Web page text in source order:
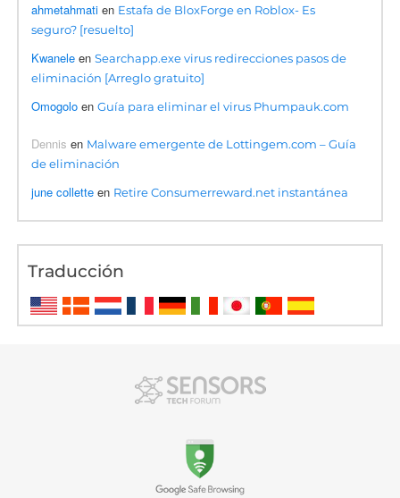
ahmetahmati en Estafa de BloxForge en Roblox- Es
seguro? [resuelto]
Kwanele enSearchapp.exe virus redirecciones pasos de
eliminación [Arreglo gratuito]
Omogolo enGuía para eliminar el virus Phumpauk.com
Dennis en Malware emergente de Lottingem.com – Guía
de eliminación
june collette en Retire Consumerreward.net instantánea
Traducción